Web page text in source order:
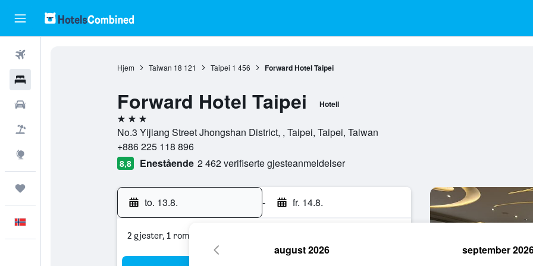
Hjem Taiwan 18 121 Taipei 1 456 Forward Hotel Taipei
Forward Hotel Taipei Hotell
3 stjerner
No.3 Yijiang Street Jhongshan District, , Taipei, Taipei, Taiwan
+886 225 118 896
8,8 Enestående 2 462 verifiserte gjesteanmeldelser
to. 13.8. - fr. 14.8.
2 gjester, 1 rom
august 2026 september